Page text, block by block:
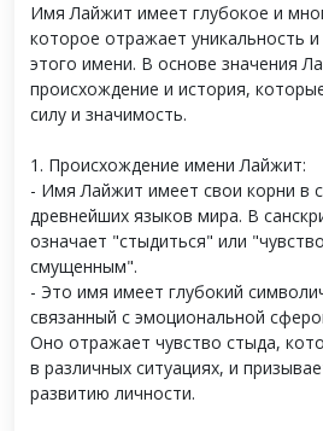
Имя Лайжит имеет глубокое и
которое отражает уникальность
этого имени. В основе значения
происхождение и история,
силу и значимость.
1. Происхождение имени Лайжит:
- Имя Лайжит имеет свои корни в
древнейших языков мира. В
означает "стыдиться" или
смущенным".
- Это имя имеет глубокий
связанный с эмоциональной
Оно отражает чувство стыда,
в различных ситуациях, и
развитию личности.